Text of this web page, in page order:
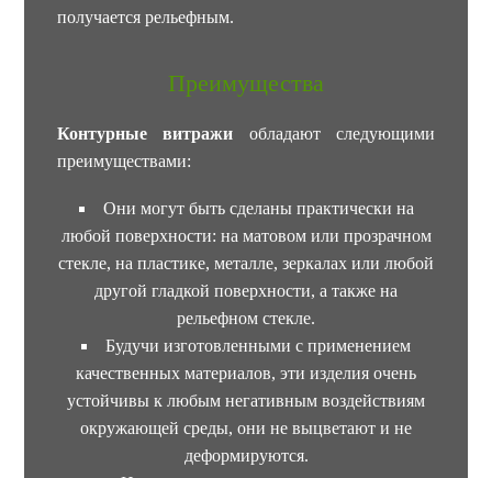
получается рельефным.
Преимущества
Контурные витражи обладают следующими
преимуществами:
Они могут быть сделаны практически на
любой поверхности: на матовом или прозрачном
стекле, на пластике, металле, зеркалах или любой
другой гладкой поверхности, а также на
рельефном стекле.
Будучи изготовленными с применением
качественных материалов, эти изделия очень
устойчивы к любым негативным воздействиям
окружающей среды, они не выцветают и не
деформируются.